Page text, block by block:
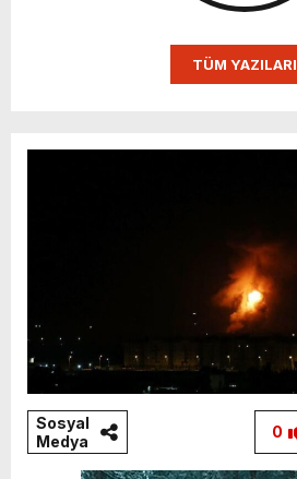
TÜM YAZILARI
Sosyal
Medya
0